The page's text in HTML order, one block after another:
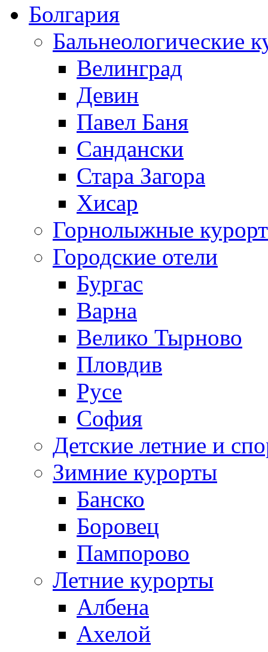
Болгария
Бальнеологические
Велинград
Девин
Павел Баня
Сандански
Стара Загора
Хисар
Горнолыжные
Городские отели
Бургас
Варна
Велико Тырново
Пловдив
Русе
София
Детские летние и
Зимние курорты
Банско
Боровец
Пампорово
Летние курорты
Албена
Ахелой